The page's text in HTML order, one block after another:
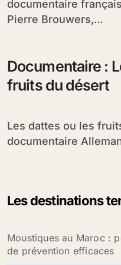
documentaire
Pierre Brouwers,...
Documentaire :
fruits du désert
Les dattes ou les fruits du désert est un
documentaire
Les destinations
Moustiques au Maroc :
de prévention efficaces